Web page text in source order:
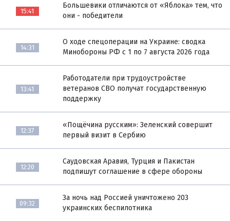
15:41
Большевики отличаются от «Яблока» тем, что
они - победители
14:31
О ходе спецоперации на Украине: сводка
Минобороны РФ с 1 по 7 августа 2026 года
13:41
Работодатели при трудоустройстве
ветеранов СВО получат государственную
поддержку
12:37
«Пощёчина русским»: Зеленский совершит
первый визит в Сербию
12:20
Саудовская Аравия, Турция и Пакистан
подпишут соглашение в сфере обороны
09:32
За ночь над Россией уничтожено 203
украинских беспилотника